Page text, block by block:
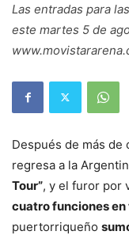
Las entradas para
este martes 5 de
Después de más de
regresa a la
Tour”, y el furor por
cuatro funciones
puertorriqueño